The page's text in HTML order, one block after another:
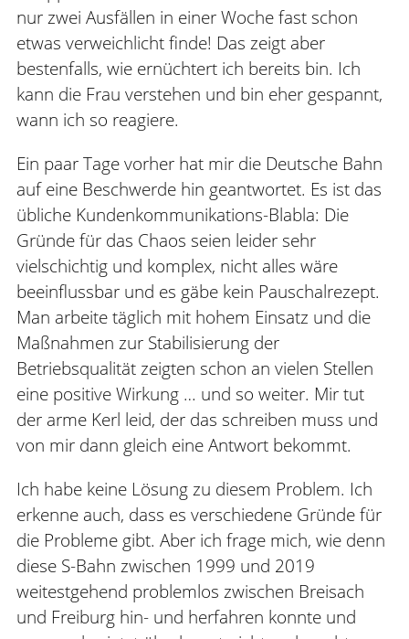
nur zwei Ausfällen in einer Woche fast schon
etwas verweichlicht finde! Das zeigt aber
bestenfalls, wie ernüchtert ich bereits bin. Ich
kann die Frau verstehen und bin eher gespannt,
wann ich so reagiere.
Ein paar Tage vorher hat mir die Deutsche Bahn
auf eine Beschwerde hin geantwortet. Es ist das
übliche Kundenkommunikations-Blabla: Die
Gründe für das Chaos seien leider sehr
vielschichtig und komplex, nicht alles wäre
beeinflussbar und es gäbe kein Pauschalrezept.
Man arbeite täglich mit hohem Einsatz und die
Maßnahmen zur Stabilisierung der
Betriebsqualität zeigten schon an vielen Stellen
eine positive Wirkung … und so weiter. Mir tut
der arme Kerl leid, der das schreiben muss und
von mir dann gleich eine Antwort bekommt.
Ich habe keine Lösung zu diesem Problem. Ich
erkenne auch, dass es verschiedene Gründe für
die Probleme gibt. Aber ich frage mich, wie denn
diese S-Bahn zwischen 1999 und 2019
weitestgehend problemlos zwischen Breisach
und Freiburg hin- und herfahren konnte und